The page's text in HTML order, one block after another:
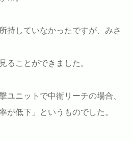
持していなかったですが、みさ
ることができました。
ユニットで中衛リーチの場合、
が低下」というものでした。